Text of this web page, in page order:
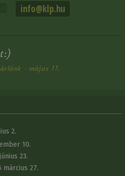
info@klp.hu
- május 11.
2.
10.
23.
március 27.